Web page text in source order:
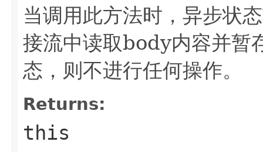
当调用此方法时，异步状
接流中读取body内容并暂
态，则不进行任何操作。
Returns:
this